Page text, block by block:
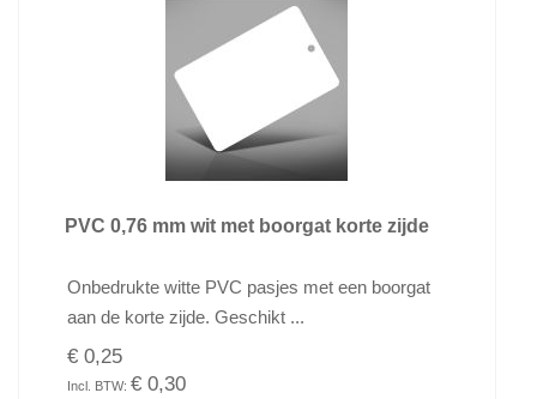
PVC 0,76 mm wit met boorgat korte zijde
Onbedrukte witte PVC pasjes met een boorgat
aan de korte zijde. Geschikt ...
€ 0,25
€ 0,30